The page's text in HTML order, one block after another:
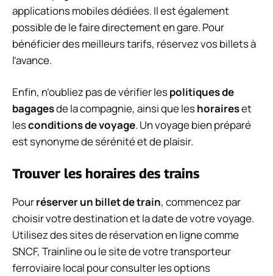
applications mobiles dédiées. Il est également
possible de le faire directement en gare. Pour
bénéficier des meilleurs tarifs, réservez vos billets à
l’avance.
Enfin, n’oubliez pas de vérifier lespolitiques de
bagagesde la compagnie, ainsi que leshoraireset
lesconditions de voyage. Un voyage bien préparé
est synonyme de sérénité et de plaisir.
Trouver les horaires des trains
Pourréserver un billet de train, commencez par
choisir votre destination et la date de votre voyage.
Utilisez des sites de réservation en ligne comme
SNCF, Trainline ou le site de votre transporteur
ferroviaire local pour consulter les options